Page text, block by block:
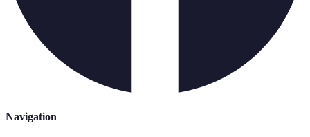
Navigation